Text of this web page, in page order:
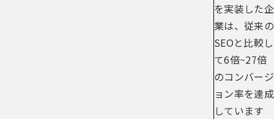
を実装した企
業は、従来の
SEOと比較し
て6倍~27倍
のコンバージ
ョン率を達成
しています